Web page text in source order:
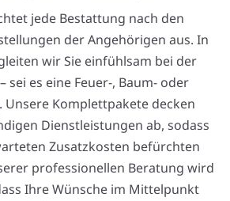
jede Bestattung nach den
der Angehörigen aus. In
wir Sie einfühlsam bei der
sei es eine Feuer-, Baum- oder
Unsere Komplettpakete decken
Dienstleistungen ab, sodass
Zusatzkosten befürchten
professionellen Beratung wird
Ihre Wünsche im Mittelpunkt